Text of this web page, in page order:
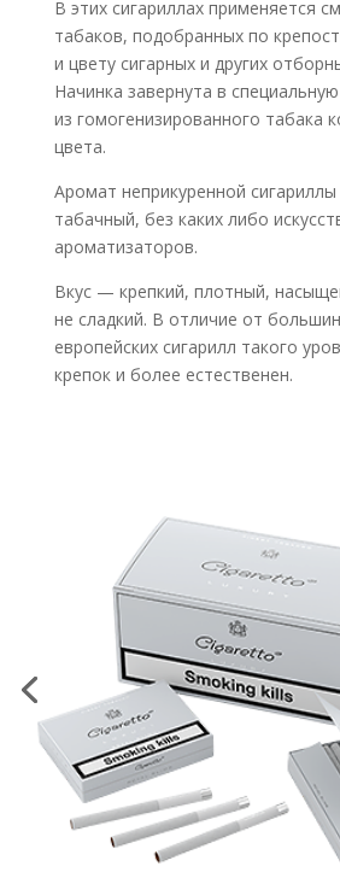
В этих сигариллах применяется
табаков, подобранных по
и цвету сигарных и других
Начинка завернута в
из гомогенизированного табака
цвета.
Аромат неприкуренной
табачный, без каких либо
ароматизаторов.
Вкус — крепкий, плотный,
не сладкий. В отличие от
европейских сигарилл такого
крепок и более естественен.